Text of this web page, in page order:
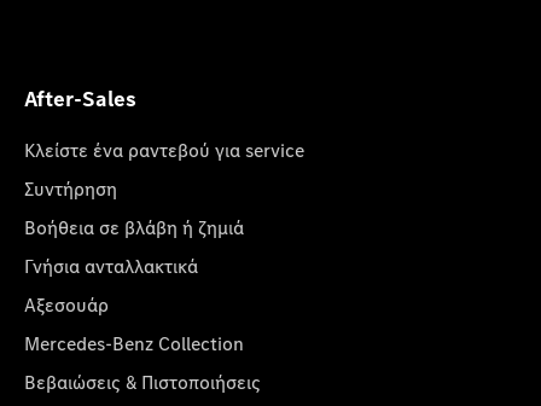
After-Sales
Κλείστε ένα ραντεβού για service
Συντήρηση
Βοήθεια σε βλάβη ή ζημιά
Γνήσια ανταλλακτικά
Αξεσουάρ
Mercedes-Benz Collection
Βεβαιώσεις & Πιστοποιήσεις